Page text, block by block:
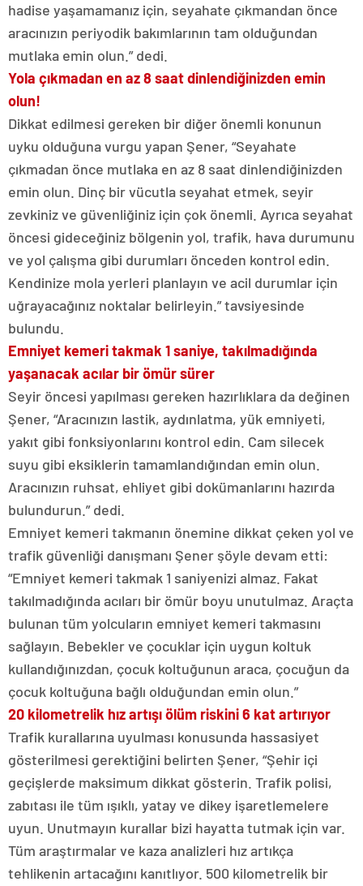
hadise yaşamamanız için, seyahate çıkmandan önce
aracınızın periyodik bakımlarının tam olduğundan
mutlaka emin olun.” dedi.
Yola çıkmadan en az 8 saat dinlendiğinizden emin
olun!
Dikkat edilmesi gereken bir diğer önemli konunun
uyku olduğuna vurgu yapan Şener, “Seyahate
çıkmadan önce mutlaka en az 8 saat dinlendiğinizden
emin olun. Dinç bir vücutla seyahat etmek, seyir
zevkiniz ve güvenliğiniz için çok önemli. Ayrıca seyahat
öncesi gideceğiniz bölgenin yol, trafik, hava durumunu
ve yol çalışma gibi durumları önceden kontrol edin.
Kendinize mola yerleri planlayın ve acil durumlar için
uğrayacağınız noktalar belirleyin.” tavsiyesinde
bulundu.
Emniyet kemeri takmak 1 saniye, takılmadığında
yaşanacak acılar bir ömür sürer
Seyir öncesi yapılması gereken hazırlıklara da değinen
Şener, “Aracınızın lastik, aydınlatma, yük emniyeti,
yakıt gibi fonksiyonlarını kontrol edin. Cam silecek
suyu gibi eksiklerin tamamlandığından emin olun.
Aracınızın ruhsat, ehliyet gibi dokümanlarını hazırda
bulundurun.” dedi.
Emniyet kemeri takmanın önemine dikkat çeken yol ve
trafik güvenliği danışmanı Şener şöyle devam etti:
“Emniyet kemeri takmak 1 saniyenizi almaz. Fakat
takılmadığında acıları bir ömür boyu unutulmaz. Araçta
bulunan tüm yolcuların emniyet kemeri takmasını
sağlayın. Bebekler ve çocuklar için uygun koltuk
kullandığınızdan, çocuk koltuğunun araca, çocuğun da
çocuk koltuğuna bağlı olduğundan emin olun.”
20 kilometrelik hız artışı ölüm riskini 6 kat artırıyor
Trafik kurallarına uyulması konusunda hassasiyet
gösterilmesi gerektiğini belirten Şener, “Şehir içi
geçişlerde maksimum dikkat gösterin. Trafik polisi,
zabıtası ile tüm ışıklı, yatay ve dikey işaretlemelere
uyun. Unutmayın kurallar bizi hayatta tutmak için var.
Tüm araştırmalar ve kaza analizleri hız artıkça
tehlikenin artacağını kanıtlıyor. 500 kilometrelik bir